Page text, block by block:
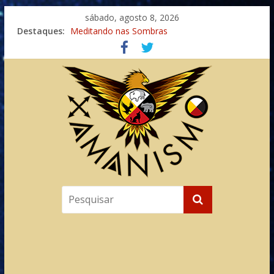
sábado, agosto 8, 2026
Destaques: Meditando nas Sombras
Autosuficiência: A Jornada do Espírito Ancestral
Xamanismo Universal
Totens – Caminho Espiritual – Crescimento
Imaginação na Cura